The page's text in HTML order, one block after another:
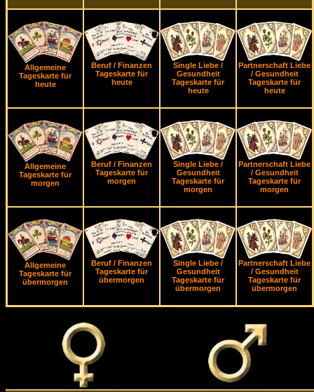
Allgemeine
Tageskarte für
heute
Beruf / Finanzen
Tageskarte für
heute
Single Liebe /
Gesundheit
Tageskarte für
heute
Partnerschaft Liebe
/ Gesundheit
Tageskarte für
heute
Allgemeine
Tageskarte für
morgen
Beruf / Finanzen
Tageskarte für
morgen
Single Liebe /
Gesundheit
Tageskarte für
morgen
Partnerschaft Liebe
/ Gesundheit
Tageskarte für
morgen
Allgemeine
Tageskarte für
übermorgen
Beruf / Finanzen
Tageskarte für
übermorgen
Single Liebe /
Gesundheit
Tageskarte für
übermorgen
Partnerschaft Liebe
/ Gesundheit
Tageskarte für
übermorgen